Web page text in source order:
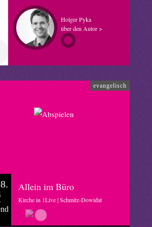
Holger Pyka
über den Autor >
evangelisch
Allein im Büro
Kirche in 1Live | Schmitz-Dowidat